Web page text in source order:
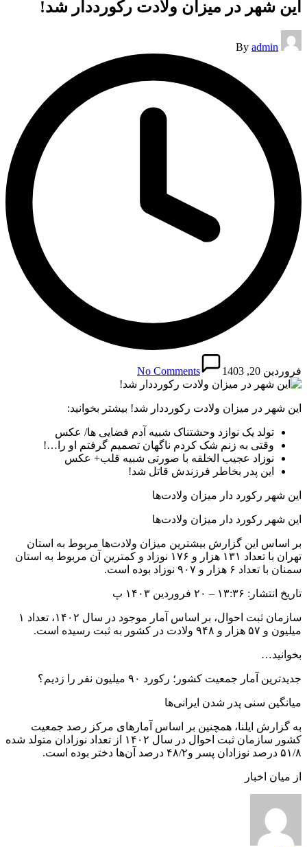
این شهر در میزان ولادت رکورددار شد!
Posted
by
By admin
فروردین 20, 1403 No Comments
این شهر در میزان ولادت رکورددار شد! بیشتر بخوانید:
تولد یک نوازد وحشتناک شبیه آدم فضایی ها/ عکس
وقتی به زنم شک کردم ناگهان تصمیم گرفتم او را…!
نوزاد عجیب الخلقه با صورتی شبیه قلب+ عکس
این پدر بخاطر فرزندش قاتل شد!
این شهر رکورد دار میزان ولادت‌ها
این شهر رکورد دار میزان ولادت‌ها
بر اساس این گزارش بیشترین میزان ولادت‌ها مربوط به استان
تهران با تعداد ۱۳۱ هزار و ۱۷۶ نوزاد و کمترین آن مربوط به استان
سمنان با تعداد ۶ هزار و ۹۰۷ نوزاد بوده است.
تاریخ انتشار: ۱۳:۳۶ – ۲۰ فروردین ۱۴۰۳ پ
سازمان ثبت احوال، بر اساس آمار موجود در سال ۱۴۰۲، تعداد ۱
میلیون و ۵۷ هزار و ۹۴۸ ولادت در کشور به ثبت رسیده است.
بخوانید…
جدیدترین آمار جمعیت کشور؛ رکورد ۹۰ میلیون نفر را زدیم؟
میانگین سنی پدر شدن ایرانی‌ها
به گزارش ایلنا، همچنین بر اساس آمار‌های مرکز رصد جمعیت
کشور سازمان ثبت احوال در سال ۱۴۰۲ از تعداد نوزادان متولد شده
۵۱/۸ درصد نوزادان پسر و۴۸/۲ درصد آن‌ها دختر بوده است.
از میان اخبار